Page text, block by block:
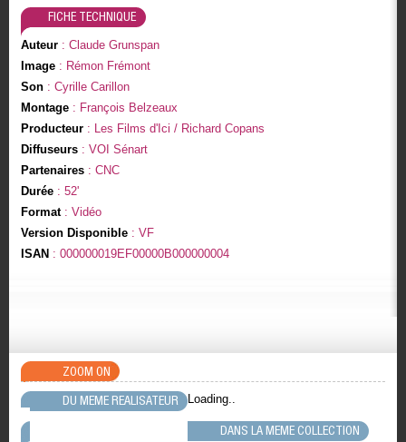
FICHE TECHNIQUE
Auteur: Claude Grunspan
Image: Rémon Frémont
Son: Cyrille Carillon
Montage: François Belzeaux
Producteur: Les Films d'Ici / Richard Copans
Diffuseurs: VOI Sénart
Partenaires: CNC
Durée: 52'
Format: Vidéo
Version Disponible: VF
ISAN : 000000019EF00000B000000004
ZOOM ON
DU MEME REALISATEUR
Loading..
DANS LA MEME COLLECTION